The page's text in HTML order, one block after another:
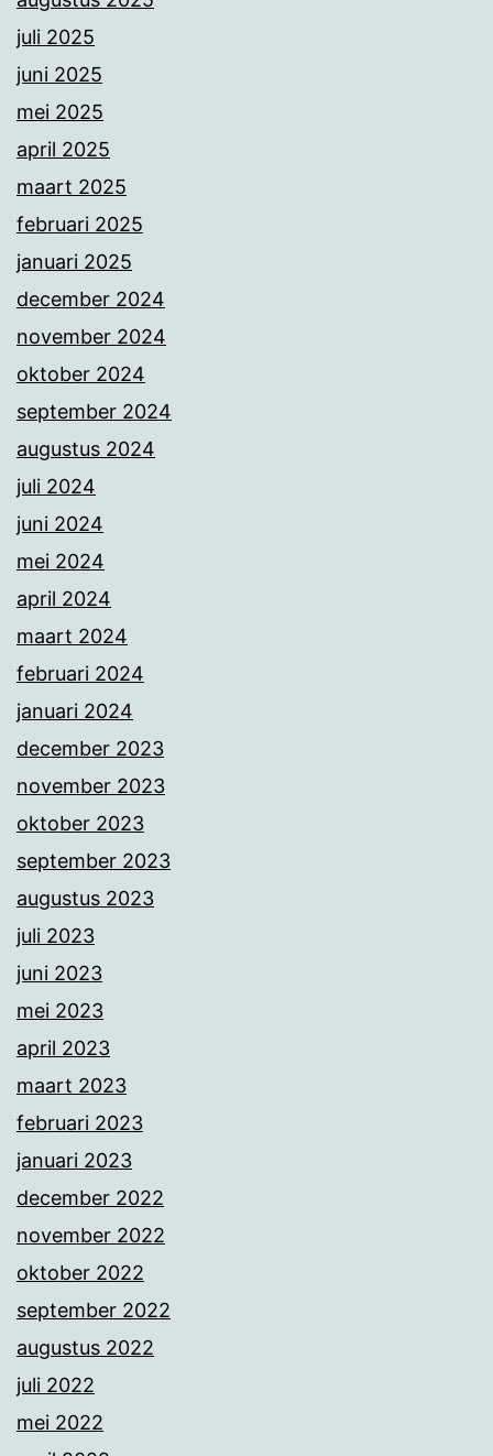
juli 2025
juni 2025
mei 2025
april 2025
maart 2025
februari 2025
januari 2025
december 2024
november 2024
oktober 2024
september 2024
augustus 2024
juli 2024
juni 2024
mei 2024
april 2024
maart 2024
februari 2024
januari 2024
december 2023
november 2023
oktober 2023
september 2023
augustus 2023
juli 2023
juni 2023
mei 2023
april 2023
maart 2023
februari 2023
januari 2023
december 2022
november 2022
oktober 2022
september 2022
augustus 2022
juli 2022
mei 2022